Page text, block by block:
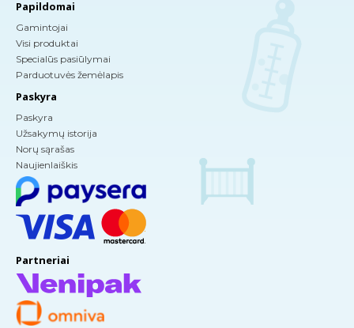
Papildomai
Gamintojai
Visi produktai
Specialūs pasiūlymai
Parduotuvės žemėlapis
Paskyra
Paskyra
Užsakymų istorija
Norų sąrašas
Naujienlaiškis
Partneriai